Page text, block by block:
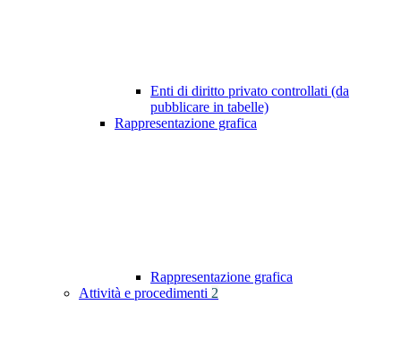
Enti di diritto privato controllati (da
pubblicare in tabelle)
Rappresentazione grafica
Rappresentazione grafica
Attività e procedimenti 2